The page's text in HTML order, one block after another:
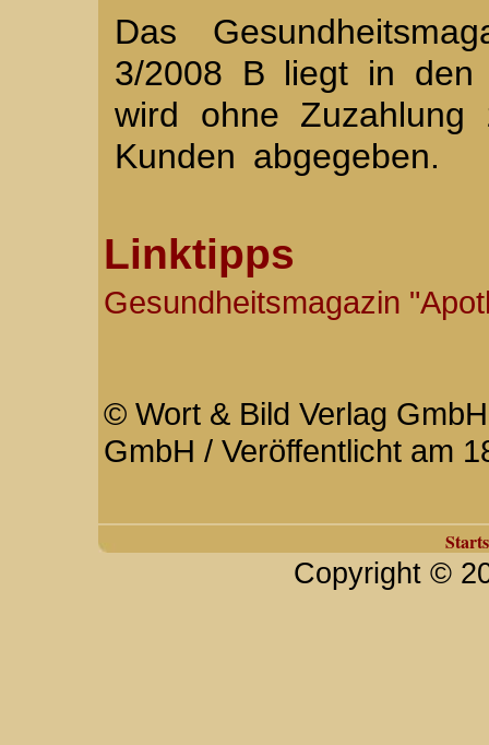
Das
3/2008 B liegt in den
wird ohne Zuzahlung
Kunden abgegeben.
Linktipps
Gesundheitsmagazin
© Wort & Bild Verlag
GmbH / Veröffentlicht am
Copyright ©